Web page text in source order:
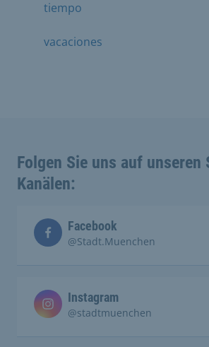
tiempo
vacaciones
Folgen Sie uns auf unseren
Kanälen:
Facebook
@Stadt.Muenchen
Instagram
@stadtmuenchen